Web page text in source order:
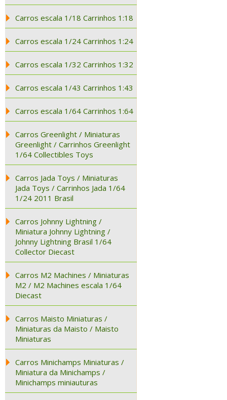
Carros escala 1/18 Carrinhos 1:18
Carros escala 1/24 Carrinhos 1:24
Carros escala 1/32 Carrinhos 1:32
Carros escala 1/43 Carrinhos 1:43
Carros escala 1/64 Carrinhos 1:64
Carros Greenlight / Miniaturas
Greenlight / Carrinhos Greenlight
1/64 Collectibles Toys
Carros Jada Toys / Miniaturas
Jada Toys / Carrinhos Jada 1/64
1/24 2011 Brasil
Carros Johnny Lightning /
Miniatura Johnny Lightning /
Johnny Lightning Brasil 1/64
Collector Diecast
Carros M2 Machines / Miniaturas
M2 / M2 Machines escala 1/64
Diecast
Carros Maisto Miniaturas /
Miniaturas da Maisto / Maisto
Miniaturas
Carros Minichamps Miniaturas /
Miniatura da Minichamps /
Minichamps miniauturas